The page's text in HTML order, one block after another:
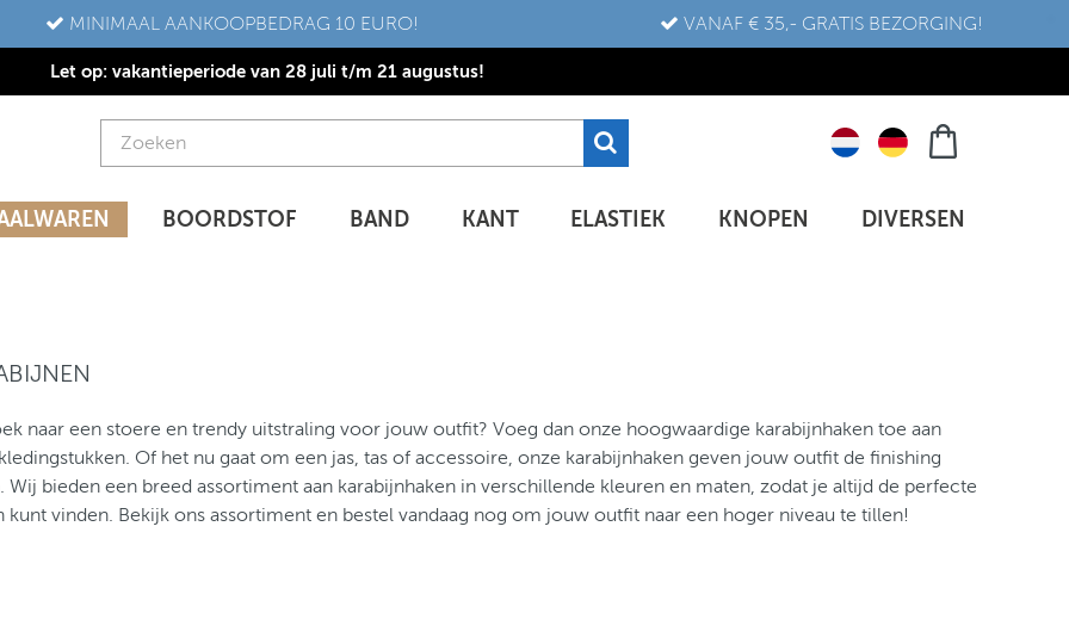
MINIMAAL AANKOOPBEDRAG 10 EURO! VANAF € 35,- GRATIS BEZORGING!
Let op: vakantieperiode van 28 juli t/m 21 augustus!
BOORDSTOF BAND KANT ELASTIEK KNOPEN DIVERSEN
naar een stoere en trendy uitstraling voor jouw outfit? Voeg dan onze hoogwaardige karabijnhaken toe aan
Of het nu gaat om een jas, tas of accessoire, onze karabijnhaken geven jouw outfit de finishing
Wij bieden een breed assortiment aan karabijnhaken in verschillende kleuren en maten, zodat je altijd de perfecte
kunt vinden. Bekijk ons assortiment en bestel vandaag nog om jouw outfit naar een hoger niveau te tillen!